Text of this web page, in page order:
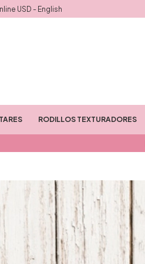
USD - English
RODILLOS TEXTURADORES